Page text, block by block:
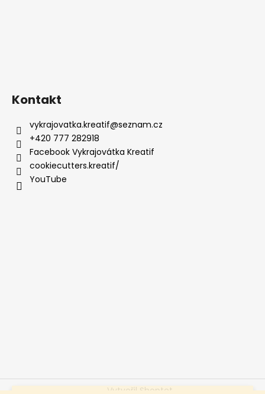
Kontakt
vykrajovatka.kreatif@seznam.cz
+420 777 282918
Facebook Vykrajovátka Kreatif
cookiecutters.kreatif/
YouTube
Vytvořil Shoptet